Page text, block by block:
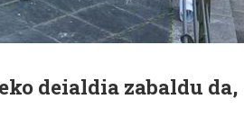
deialdia zabaldu da,